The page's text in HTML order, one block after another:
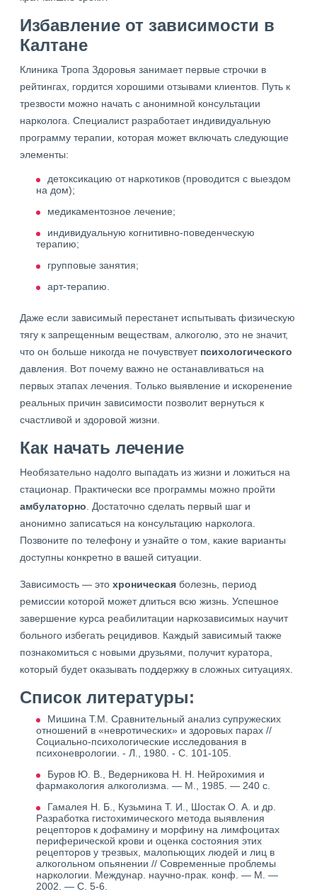
Избавление от зависимости в
Калтане
Клиника Тропа Здоровья занимает первые строчки в
рейтингах, гордится хорошими отзывами клиентов. Путь к
трезвости можно начать с анонимной консультации
нарколога. Специалист разработает индивидуальную
программу терапии, которая может включать следующие
элементы:
детоксикацию от наркотиков (проводится с выездом
на дом);
медикаментозное лечение;
индивидуальную когнитивно-поведенческую
терапию;
групповые занятия;
арт-терапию.
Даже если зависимый перестанет испытывать физическую
тягу к запрещенным веществам, алкоголю, это не значит,
что он больше никогда не почувствует психологического
давления. Вот почему важно не останавливаться на
первых этапах лечения. Только выявление и искоренение
реальных причин зависимости позволит вернуться к
счастливой и здоровой жизни.
Как начать лечение
Необязательно надолго выпадать из жизни и ложиться на
стационар. Практически все программы можно пройти
амбулаторно. Достаточно сделать первый шаг и
анонимно записаться на консультацию нарколога.
Позвоните по телефону и узнайте о том, какие варианты
доступны конкретно в вашей ситуации.
Зависимость — это хроническая болезнь, период
ремиссии которой может длиться всю жизнь. Успешное
завершение курса реабилитации наркозависимых научит
больного избегать рецидивов. Каждый зависимый также
познакомиться с новыми друзьями, получит куратора,
который будет оказывать поддержку в сложных ситуациях.
Список литературы:
Мишина Т.М. Сравнительный анализ супружеских
отношений в «невротических» и здоровых парах //
Социально-психологические исследования в
психоневрологии. - Л., 1980. - С. 101-105.
Буров Ю. В., Ведерникова Н. Н. Нейрохимия и
фармакология алкоголизма. — М., 1985. — 240 с.
Гамалея Н. Б., Кузьмина Т. И., Шостак О. А. и др.
Разработка гистохимического метода выявления
рецепторов к дофамину и морфину на лимфоцитах
периферической крови и оценка состояния этих
рецепторов у трезвых, малопьющих людей и лиц в
алкогольном опьянении // Современные проблемы
наркологии. Междунар. научно-прак. конф. — М. —
2002. — С. 5-6.